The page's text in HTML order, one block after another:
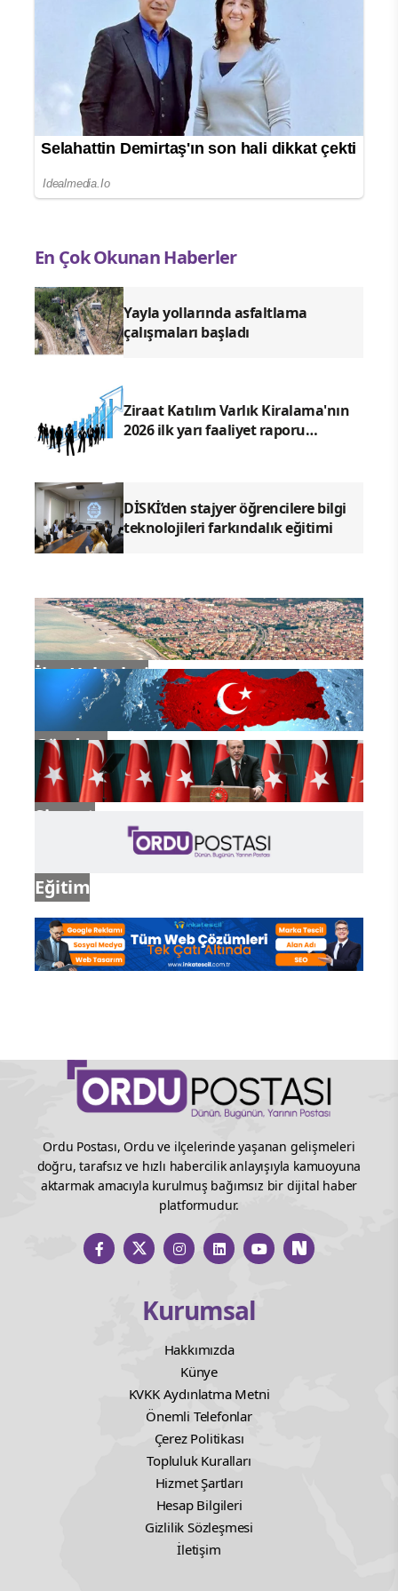
En Çok Okunan Haberler
Yayla yollarında asfaltlama
çalışmaları başladı
Ziraat Katılım Varlık Kiralama'nın
2026 ilk yarı faaliyet raporu
DİSKİ’den stajyer öğrencilere bilgi
teknolojileri farkındalık eğitimi
İlçe Haberleri
Gündem
Siyaset
Eğitim
Ordu Postası, Ordu ve ilçelerinde yaşanan gelişmeleri
doğru, tarafsız ve hızlı habercilik anlayışıyla kamuoyuna
aktarmak amacıyla kurulmuş bağımsız bir dijital haber
platformudur.
Kurumsal
Hakkımızda
Künye
KVKK Aydınlatma Metni
Önemli Telefonlar
Çerez Politikası
Topluluk Kuralları
Hizmet Şartları
Hesap Bilgileri
Gizlilik Sözleşmesi
İletişim